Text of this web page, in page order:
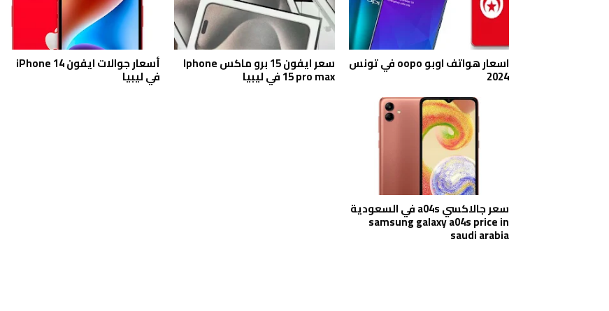
اسعار هواتف اوبو oopo في تونس
2024
سعر ايفون 15 برو ماكس Iphone
15 pro max في ليبيا
أسعار جوالات ايفون iPhone 14
في ليبيا
سعر جالاكسي a04s في السعودية
samsung galaxy a04s price in
saudi arabia